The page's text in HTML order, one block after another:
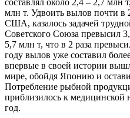
млн т. Удвоить вылов почти в
США, казалось задачей
Советского Союза превысил
5,7 млн т, что в 2 раза
году вылов уже составил
впервые в своей истории
мире, обойдя Японию и
Потребление рыбной
приблизилось к медицинской
год.